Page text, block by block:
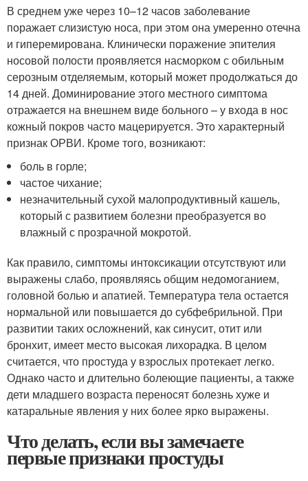
В среднем уже через 10–12 часов заболевание
поражает слизистую носа, при этом она умеренно отечна
и гиперемирована. Клинически поражение эпителия
носовой полости проявляется насморком с обильным
серозным отделяемым, который может продолжаться до
14 дней. Доминирование этого местного симптома
отражается на внешнем виде больного – у входа в нос
кожный покров часто мацерируется. Это характерный
признак ОРВИ. Кроме того, возникают:
боль в горле;
частое чихание;
незначительный сухой малопродуктивный кашель,
который с развитием болезни преобразуется во
влажный с прозрачной мокротой.
Как правило, симптомы интоксикации отсутствуют или
выражены слабо, проявляясь общим недомоганием,
головной болью и апатией. Температура тела остается
нормальной или повышается до субфебрильной. При
развитии таких осложнений, как синусит, отит или
бронхит, имеет место высокая лихорадка. В целом
считается, что простуда у взрослых протекает легко.
Однако часто и длительно болеющие пациенты, а также
дети младшего возраста переносят болезнь хуже и
катаральные явления у них более ярко выражены.
Что делать, если вы замечаете
первые признаки простуды